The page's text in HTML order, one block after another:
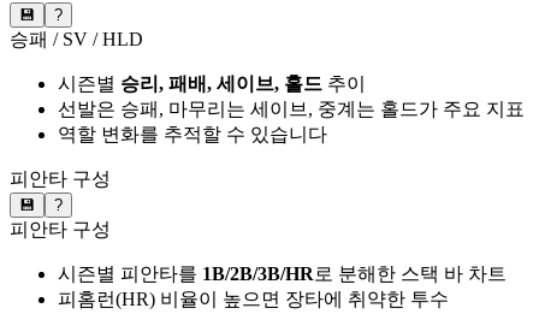
💾 ?
승패 / SV / HLD
시즌별 승리, 패배, 세이브, 홀드 추이
선발은 승패, 마무리는 세이브, 중계는 홀드가 주요 지표
역할 변화를 추적할 수 있습니다
피안타 구성
💾 ?
피안타 구성
시즌별 피안타를 1B/2B/3B/HR로 분해한 스택 바 차트
피홈런(HR) 비율이 높으면 장타에 취약한 투수